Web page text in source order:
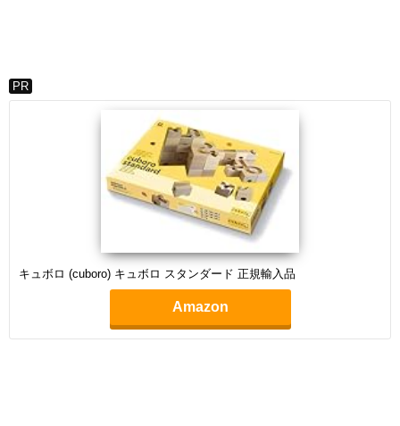
PR
キュボロ (cuboro) キュボロ スタンダード 正規輸入品
Amazon